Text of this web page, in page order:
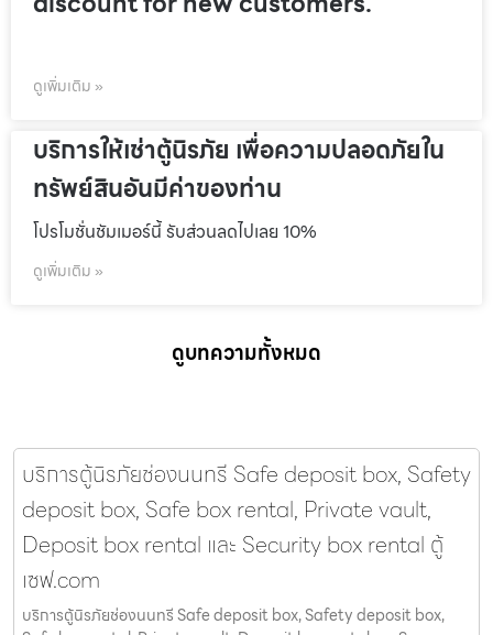
ดูเพิ่มเติม »
บริการให้เช่าตู้นิรภัย เพื่อความปลอดภัยใน
ทรัพย์สินอันมีค่าของท่าน
โปรโมชั่นชัมเมอร์นี้ รับส่วนลดไปเลย 10%
ดูเพิ่มเติม »
ดูบทความทั้งหมด
บริการตู้นิรภัยช่องนนทรี Safe deposit box, Safety
deposit box, Safe box rental, Private vault,
Deposit box rental และ Security box rental ตู้
เซฟ.com
บริการตู้นิรภัยช่องนนทรี Safe deposit box, Safety deposit box,